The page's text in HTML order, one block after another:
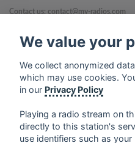
Contact us: contact@my-radios.com
Google Play and the Google Play logo
We value your
We collect anonymized
which may use cookies.
in our Privacy Policy
Playing a radio stream on
directly to this station's
use identifiers such as